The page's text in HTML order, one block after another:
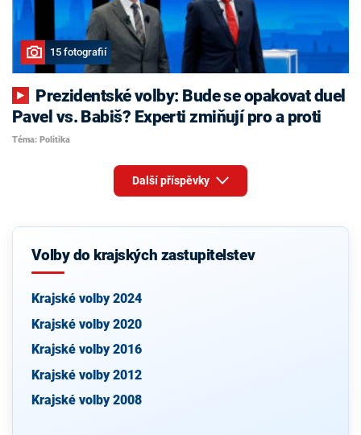
15 fotografií
Pavel vs. Babiš? Experti zmiňují pro a proti
Téma: Politika
Další příspěvky
Volby do krajských zastupitelstev
Krajské volby 2024
Krajské volby 2020
Krajské volby 2016
Krajské volby 2012
Krajské volby 2008